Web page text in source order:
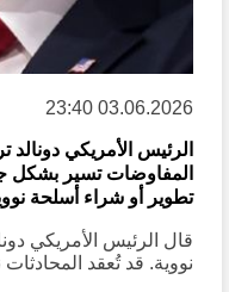
03.06.2026 23:40
الرئيس الأمريكي
المفاوضات تسير بشكل
تطوير أو شراء أسلحة
قال الرئيس الأمريكي
نووية. قد تُعقد المحادثات